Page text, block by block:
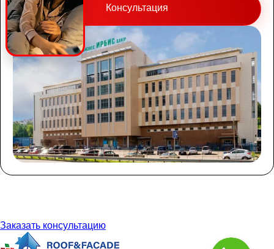
Консультация
Заказать консультацию